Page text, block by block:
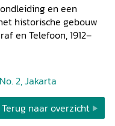
en een
historische gebouw
en Telefoon, 1912–
2, Jakarta
Terug naar overzicht